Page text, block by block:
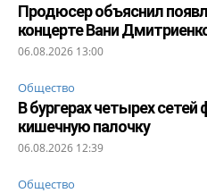
Продюсер объяснил
концерте Вани
06.08.2026 13:00
Общество
В бургерах четырех
кишечную палочку
06.08.2026 12:39
Общество